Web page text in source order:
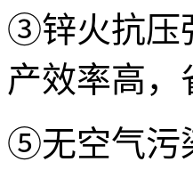
③锌火抗压
产效率高
⑤无空气污